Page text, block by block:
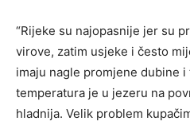
“Rijeke su najopasnije jer su
virove, zatim usjeke i često
imaju nagle promjene dubine
temperatura je u jezeru na
hladnija. Velik problem